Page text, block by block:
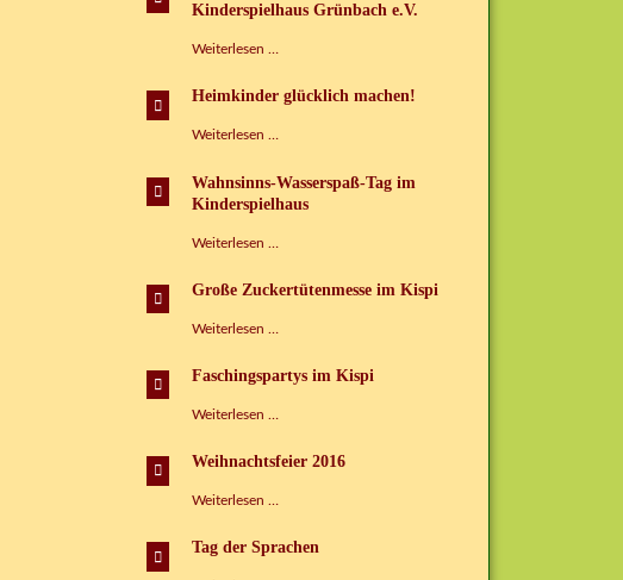
Kinderspielhaus Grünbach e.V.
Weiterlesen …
Sprachen
e.V.
Heimkinder glücklich machen!
Weiterlesen …
machen!
Wahnsinns-Wasserspaß-Tag im
Kinderspielhaus
Weiterlesen …
Tag
Große Zuckertütenmesse im Kispi
Weiterlesen …
im
Faschingspartys im Kispi
Weiterlesen …
Kispi
Weihnachtsfeier 2016
Weiterlesen …
Tag der Sprachen